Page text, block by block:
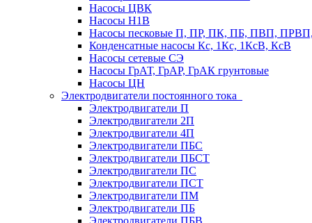
Насосы ЦВК
Насосы Н1В
Насосы песковые П, ПР, ПК, ПБ, ПВП,
Конденсатные насосы Кс, 1Кс, 1КсВ, КсВ
Насосы сетевые СЭ
Насосы ГрАТ, ГрАР, ГрАК грунтовые
Насосы ЦН
Электродвигатели постоянного тока
Электродвигатели П
Электродвигатели 2П
Электродвигатели 4П
Электродвигатели ПБС
Электродвигатели ПБСТ
Электродвигатели ПС
Электродвигатели ПСТ
Электродвигатели ПМ
Электродвигатели ПБ
Электродвигатели ПБВ